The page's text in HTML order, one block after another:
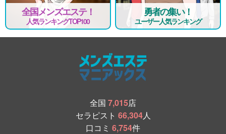
全国メンズエステ！
人気ランキングTOP100
勇者の集い！
ユーザー人気ランキング
全国 7,015店
セラピスト 66,304人
口コミ 6,754件